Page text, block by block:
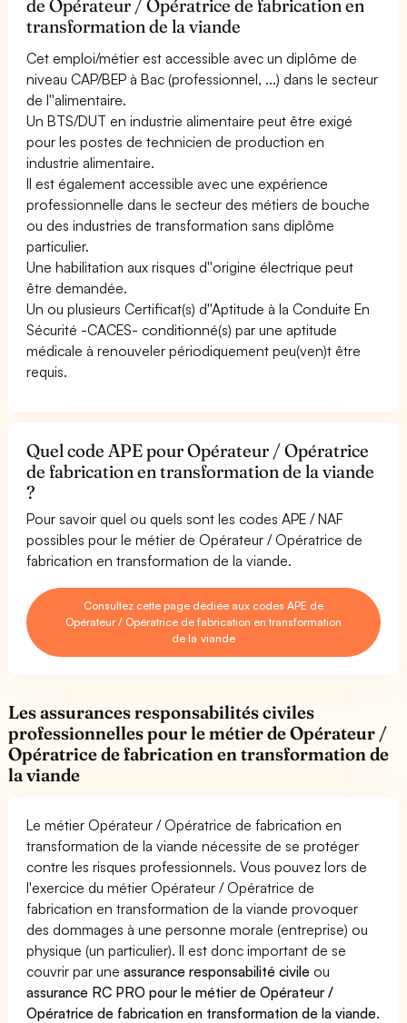
de Opérateur / Opératrice de fabrication en
transformation de la viande
Cet emploi/métier est accessible avec un diplôme de
niveau CAP/BEP à Bac (professionnel, ...) dans le secteur
de l''alimentaire.
Un BTS/DUT en industrie alimentaire peut être exigé
pour les postes de technicien de production en
industrie alimentaire.
Il est également accessible avec une expérience
professionnelle dans le secteur des métiers de bouche
ou des industries de transformation sans diplôme
particulier.
Une habilitation aux risques d''origine électrique peut
être demandée.
Un ou plusieurs Certificat(s) d''Aptitude à la Conduite En
Sécurité -CACES- conditionné(s) par une aptitude
médicale à renouveler périodiquement peu(ven)t être
requis.
Quel code APE pour Opérateur / Opératrice
de fabrication en transformation de la viande
?
Pour savoir quel ou quels sont les codes APE / NAF
possibles pour le métier de Opérateur / Opératrice de
fabrication en transformation de la viande.
Consultez cette page dédiée aux codes APE de
Opérateur / Opératrice de fabrication en transformation
de la viande
Les assurances responsabilités civiles
professionnelles pour le métier de Opérateur /
Opératrice de fabrication en transformation de
la viande
Le métier Opérateur / Opératrice de fabrication en
transformation de la viande nécessite de se protéger
contre les risques professionnels. Vous pouvez lors de
l'exercice du métier Opérateur / Opératrice de
fabrication en transformation de la viande provoquer
des dommages à une personne morale (entreprise) ou
physique (un particulier). Il est donc important de se
couvrir par uneassurance responsabilité civile ou
assurance RC PRO pour le métier de Opérateur /
Opératrice de fabrication en transformation de la viande.